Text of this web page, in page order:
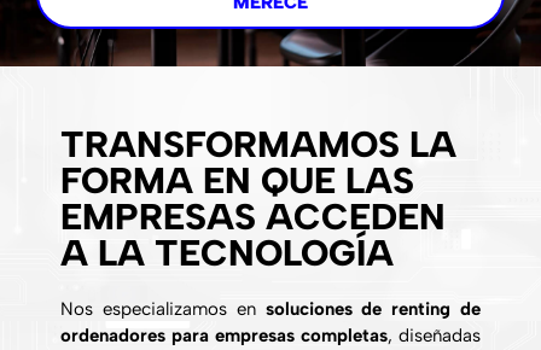
TRANSFORMAMOS LA
FORMA EN QUE LAS
EMPRESAS ACCEDEN
A LA TECNOLOGÍA
Nos especializamos en soluciones de renting de
ordenadores para empresas completas, diseñadas